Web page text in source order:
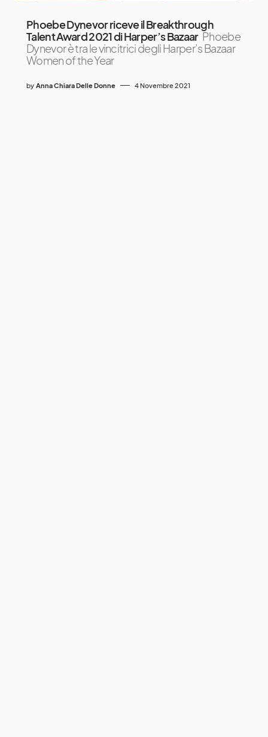
Phoebe Dynevor riceve il Breakthrough
Talent Award 2021 di Harper’s Bazaar Phoebe
Dynevor è tra le vincitrici degli Harper’s Bazaar
Women of the Year
by Anna Chiara Delle Donne 4 Novembre 2021